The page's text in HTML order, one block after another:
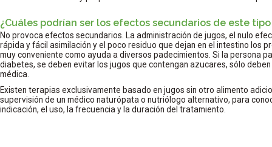
¿Cuáles podrían ser los efectos secundarios de este
No provoca efectos secundarios. La administración de jugos, el nulo
rápida y fácil asimilación y el poco residuo que dejan en el intestino los
muy conveniente como ayuda a diversos padecimientos. Si la persona
diabetes, se deben evitar los jugos que contengan azucares, sólo
médica.
Existen terapias exclusivamente basado en jugos sin otro alimento
supervisión de un médico naturópata o nutriólogo alternativo, para
indicación, el uso, la frecuencia y la duración del tratamiento.